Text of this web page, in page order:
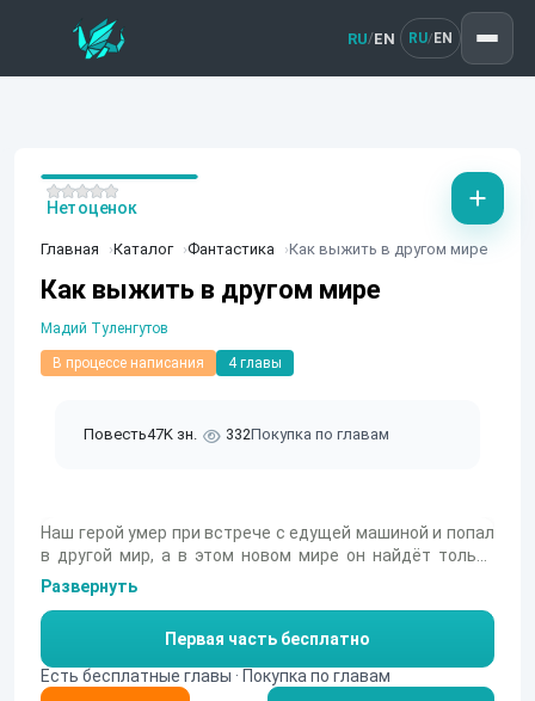
RU/EN RU/ EN
Главная Каталог Фантастика Как выжить в другом мире
Как выжить в другом мире
Мадий Туленгутов
В процессе написания 4 главы
Повесть47K зн. 332Покупка по главам
Нет оценок
Наш герой умер при встрече с едущей машиной и попал
в другой мир, а в этом новом мире он найдёт только
проблемы которые могут его убить.
Развернуть
Первая часть бесплатно
Есть бесплатные главы · Покупка по главам